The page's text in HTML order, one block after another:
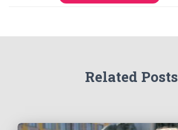
Related Posts